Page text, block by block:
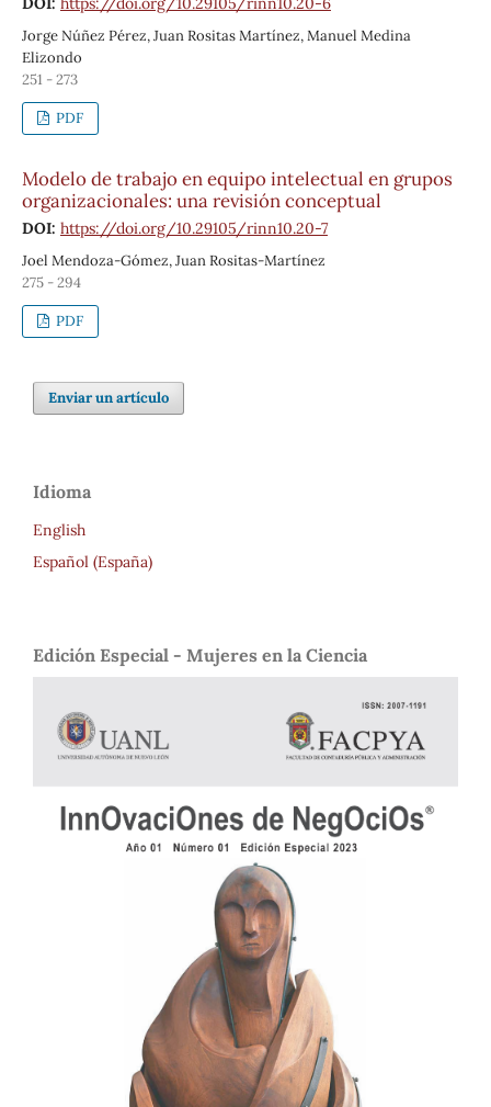
Jorge Núñez Pérez, Juan Rositas Martínez, Manuel Medina
Elizondo
251 - 273
PDF
Modelo de trabajo en equipo intelectual en grupos
organizacionales: una revisión conceptual
DOI: https://doi.org/10.29105/rinn10.20-7
Joel Mendoza-Gómez, Juan Rositas-Martínez
275 - 294
PDF
Enviar un artículo
Idioma
English
Español (España)
Edición Especial - Mujeres en la Ciencia